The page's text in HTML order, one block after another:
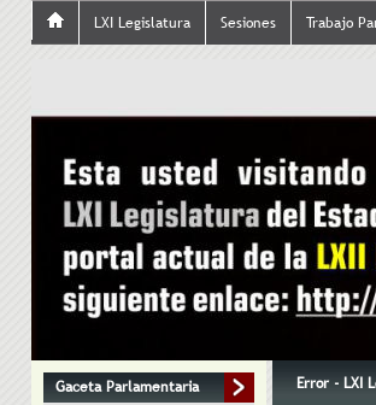
LXI Legislatura Sesiones Trabajo
Gaceta Parlamentaria Error - LXI